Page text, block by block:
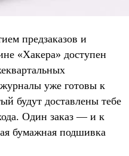
предзаказов и
«Хакера» доступен
уже готовы к
будут доставлены тебе
Один заказ — и к
бумажная подшивка